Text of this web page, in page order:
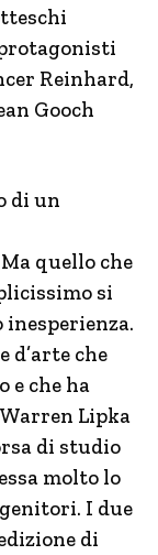
Reinhard,
Gooch
di un
quello che
si
d’arte che
e che ha
Lipka
di studio
molto lo
I due
di